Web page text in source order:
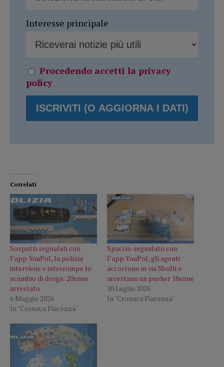
Interesse principale
Procedendo accetti la privacy
policy
Correlati
Sospetti segnalati con
l’app YouPol, la polizia
interviene e interrompe lo
scambio di droga: 20enne
arrestato
6 Maggio 2026
In "Cronaca Piacenza"
Spaccio segnalato con
l’app YouPol, gli agenti
accorrono in via Sbolli e
arrestano un pusher 18enne
10 Luglio 2026
In "Cronaca Piacenza"